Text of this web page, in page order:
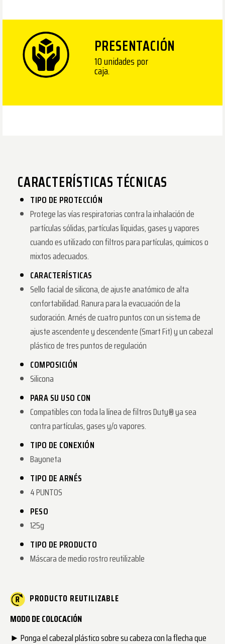
PRESENTACIÓN
10 unidades por
caja.
CARACTERÍSTICAS TÉCNICAS
TIPO DE PROTECCIÓN
Protege las vías respiratorias contra la inhalación de
partículas sólidas, partículas líquidas, gases y vapores
cuando es utilizado con filtros para partículas, químicos o
mixtos adecuados.
CARACTERÍSTICAS
Sello facial de silicona, de ajuste anatómico de alta
confortabilidad. Ranura para la evacuación de la
sudoración. Arnés de cuatro puntos con un sistema de
ajuste ascendente y descendente (Smart Fit) y un cabezal
plástico de tres puntos de regulación
COMPOSICIÓN
Silicona
PARA SU USO CON
Compatibles con toda la línea de filtros Duty® ya sea
contra partículas, gases y/o vapores.
TIPO DE CONEXIÓN
Bayoneta
TIPO DE ARNÉS
4 PUNTOS
PESO
125g
TIPO DE PRODUCTO
Máscara de medio rostro reutilizable
PRODUCTO REUTILIZABLE
MODO DE COLOCACIÓN
► Ponga el cabezal plástico sobre su cabeza con la flecha que